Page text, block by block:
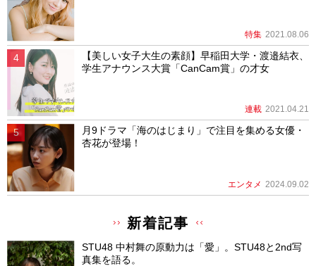
特集 2021.08.06
【美しい女子大生の素顔】早稲田大学・渡邉結衣、
学生アナウンス大賞「CanCam賞」の才女
連載 2021.04.21
月9ドラマ「海のはじまり」で注目を集める女優・
杏花が登場！
エンタメ 2024.09.02
新着記事
STU48 中村舞の原動力は「愛」。STU48と2nd写
真集を語る。